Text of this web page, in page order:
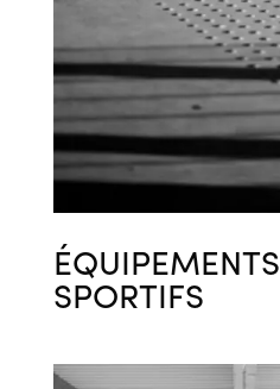
ÉQUIPEMENTS
SPORTIFS